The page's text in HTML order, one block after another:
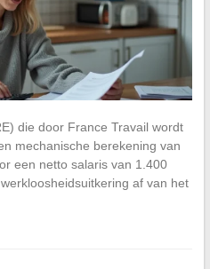
die door France Travail wordt
mechanische berekening van
een netto salaris van 1.400
af van het